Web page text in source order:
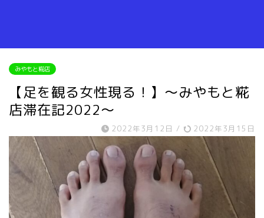
みやもと糀店
【足を観る女性現る！】～みやもと糀
店滞在記2022～
2022年3月12日 / 2022年3月15日